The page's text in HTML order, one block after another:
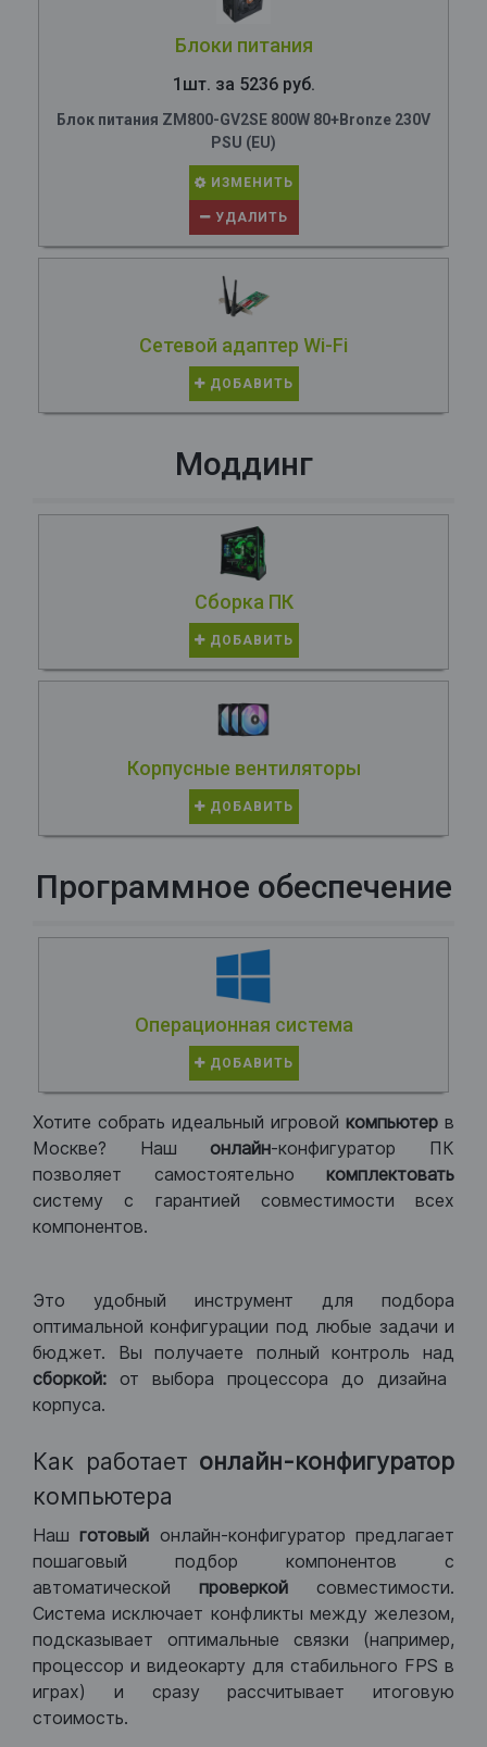
Блоки питания
1шт. за 5236 руб.
Блок питания ZM800-GV2SE 800W 80+Bronze 230V
PSU (EU)
ИЗМЕНИТЬ
УДАЛИТЬ
Сетевой адаптер Wi-Fi
ДОБАВИТЬ
Моддинг
Сборка ПК
ДОБАВИТЬ
Корпусные вентиляторы
ДОБАВИТЬ
Программное обеспечение
Операционная система
ДОБАВИТЬ
Хотите собрать идеальный игровой компьютер в
Москве? Нашонлайн-конфигуратор ПК
позволяет самостоятельно комплектовать
систему с гарантией совместимости всех
компонентов.
Это удобный инструмент для подбора
оптимальной конфигурации под любые задачи и
бюджет. Вы получаете полный контроль над
сборкой: от выбора процессора до дизайна
корпуса.
Как работает онлайн-конфигуратор
компьютера
Нашготовый онлайн-конфигуратор предлагает
пошаговый подбор компонентов с
автоматической проверкой совместимости.
Система исключает конфликты между железом,
подсказывает оптимальные связки (например,
процессор и видеокарту для стабильного FPS в
играх) и сразу рассчитывает итоговую
стоимость.